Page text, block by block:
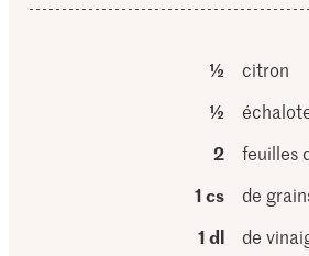
½
citron
½
2
feuilles
1 cs
de
1 dl
de